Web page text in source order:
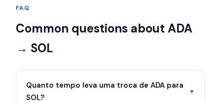
FAQ
Common questions about ADA
→ SOL
Quanto tempo leva uma troca de ADA para
SOL?
▼